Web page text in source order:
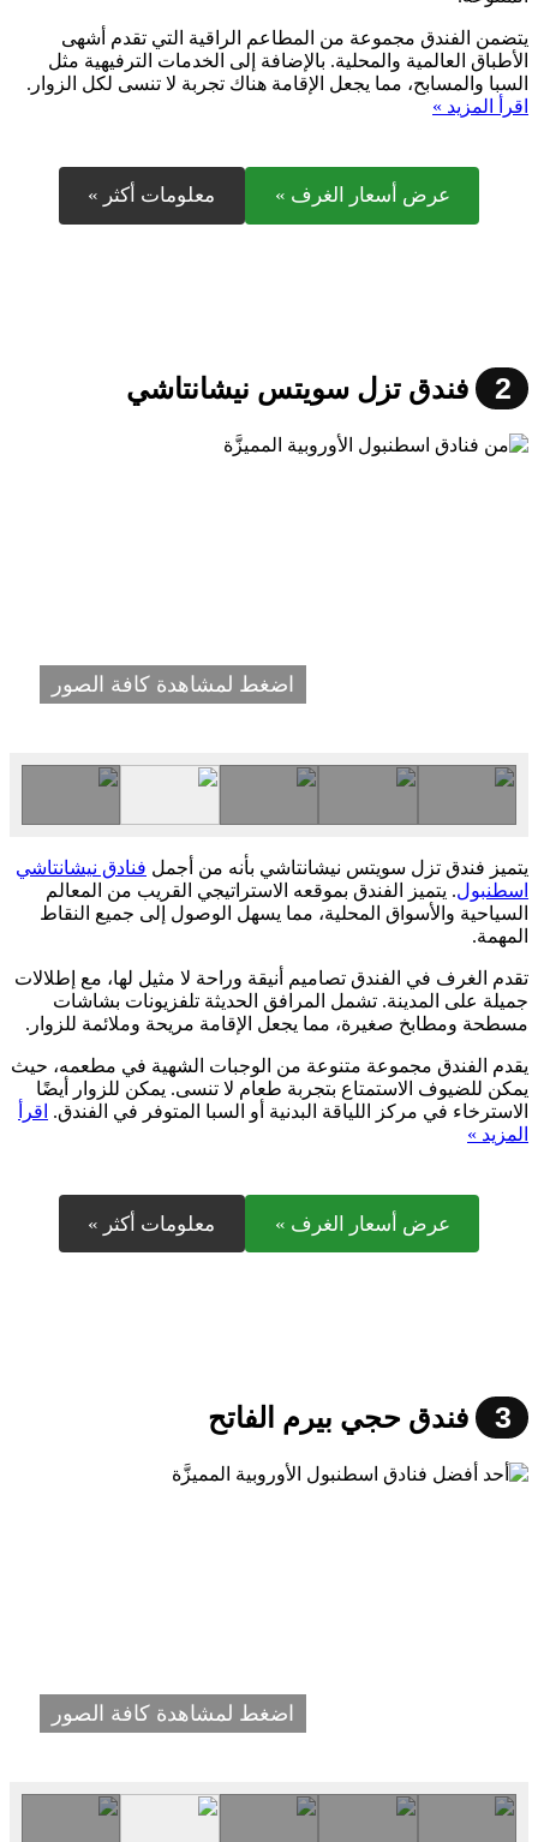
يتضمن الفندق مجموعة من المطاعم الراقية التي تقدم أشهى
الأطباق العالمية والمحلية. بالإضافة إلى الخدمات الترفيهية مثل
السبا والمسابح، مما يجعل الإقامة هناك تجربة لا تنسى لكل الزوار.
اقرأ المزيد »
عرض أسعار الغرف » معلومات أكثر »
2 فندق تزل سويتس نيشانتاشي
اضغط لمشاهدة كافة الصور
يتميز فندق تزل سويتس نيشانتاشي بأنه من أجمل فنادق نيشانتاشي
اسطنبول. يتميز الفندق بموقعه الاستراتيجي القريب من المعالم
السياحية والأسواق المحلية، مما يسهل الوصول إلى جميع النقاط
المهمة.
تقدم الغرف في الفندق تصاميم أنيقة وراحة لا مثيل لها، مع إطلالات
جميلة على المدينة. تشمل المرافق الحديثة تلفزيونات بشاشات
مسطحة ومطابخ صغيرة، مما يجعل الإقامة مريحة وملائمة للزوار.
يقدم الفندق مجموعة متنوعة من الوجبات الشهية في مطعمه، حيث
يمكن للضيوف الاستمتاع بتجربة طعام لا تنسى. يمكن للزوار أيضًا
الاسترخاء في مركز اللياقة البدنية أو السبا المتوفر في الفندق. اقرأ
المزيد »
عرض أسعار الغرف » معلومات أكثر »
3 فندق حجي بيرم الفاتح
اضغط لمشاهدة كافة الصور